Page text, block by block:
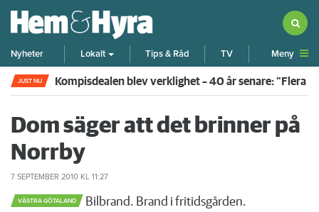
Nyheter Lokalt Tips & Råd TV Meny
JUST NU Kompisdealen blev verklighet – 40 år senare: "Flera
Dom säger att det brinner på
Norrby
7 SEPTEMBER 2010 KL 11:27
VÄSTRA GÖTALAND
Bilbrand. Brand i fritidsgården.